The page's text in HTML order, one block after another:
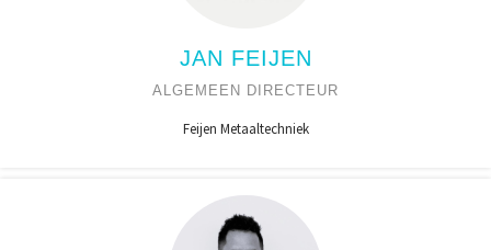
JAN FEIJEN
ALGEMEEN DIRECTEUR
Feijen Metaaltechniek